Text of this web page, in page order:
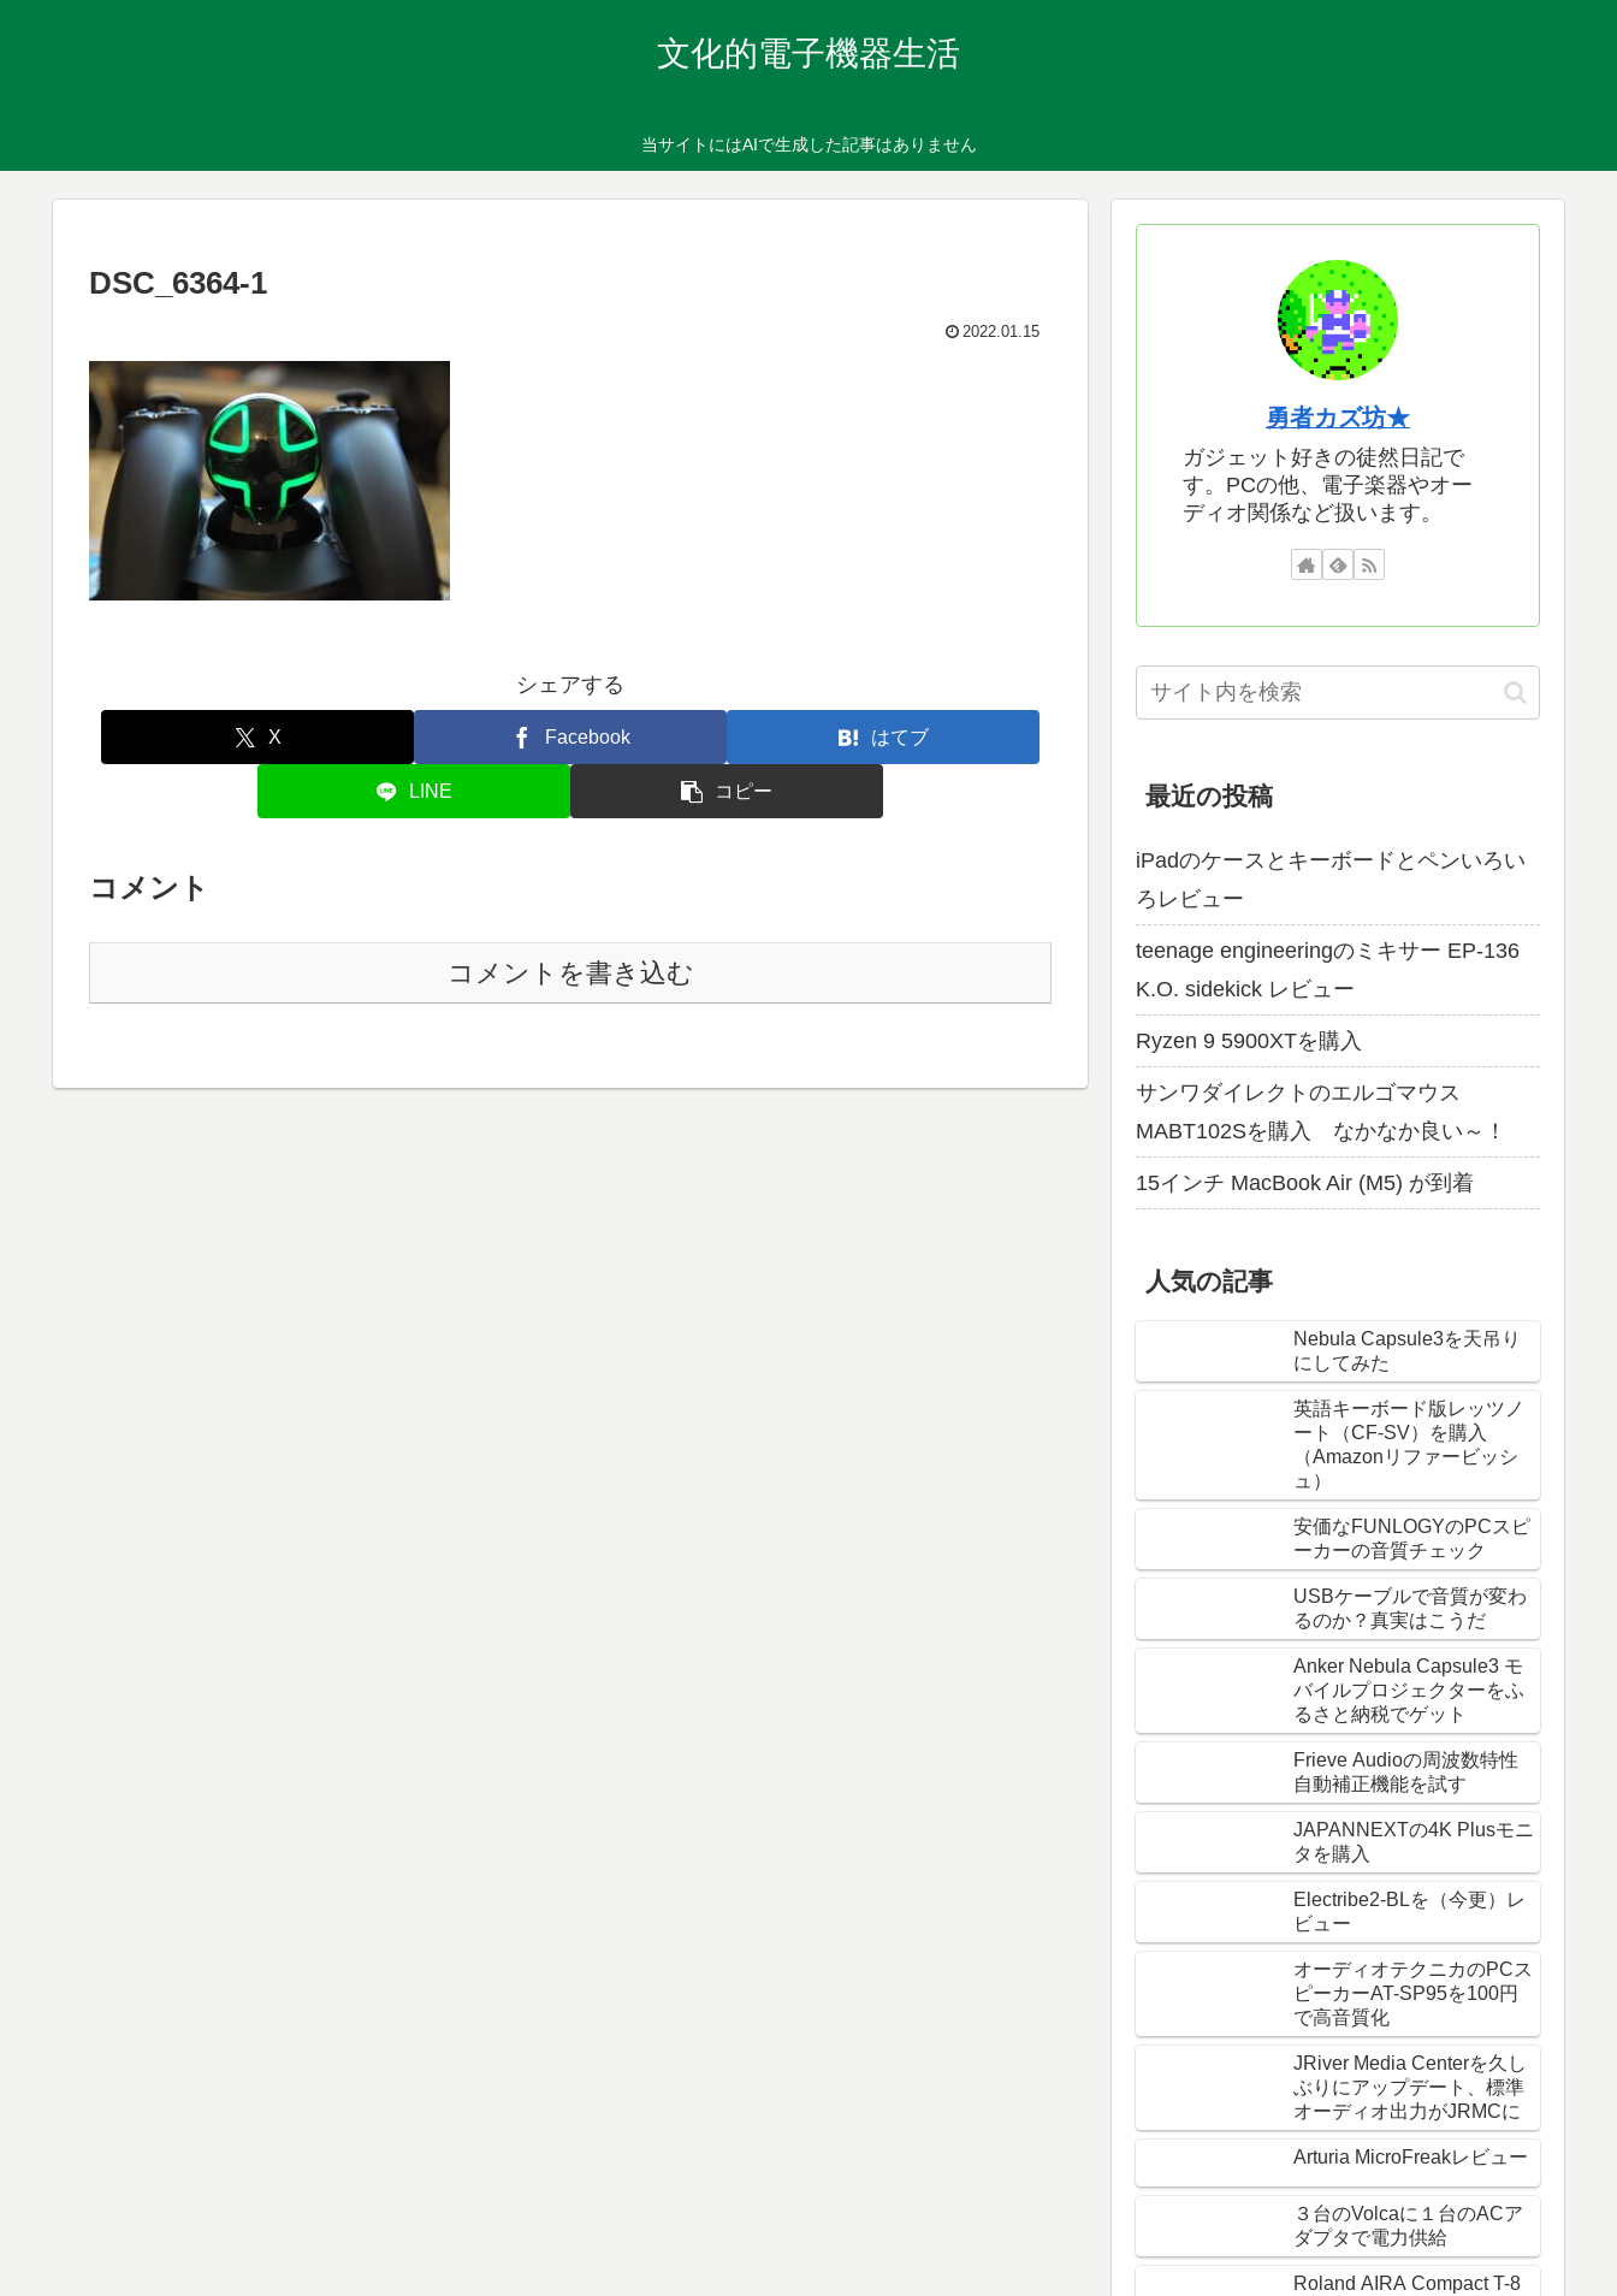
文化的電子機器生活
当サイトにはAIで生成した記事はありません
DSC_6364-1
2022.01.15
シェアする
X Facebook はてブ
LINE コピー
コメント
コメントを書き込む
勇者カズ坊★
ガジェット好きの徒然日記で
す。PCの他、電子楽器やオー
ディオ関係など扱います。
最近の投稿
iPadのケースとキーボードとペンいろい
ろレビュー
teenage engineeringのミキサー EP-136
K.O. sidekick レビュー
Ryzen 9 5900XTを購入
サンワダイレクトのエルゴマウス
MABT102Sを購入 なかなか良い～！
15インチ MacBook Air (M5) が到着
人気の記事
Nebula Capsule3を天吊り
にしてみた
英語キーボード版レッツノ
ート（CF-SV）を購入
（Amazonリファービッシ
ュ）
安価なFUNLOGYのPCスピ
ーカーの音質チェック
USBケーブルで音質が変わ
るのか？真実はこうだ
Anker Nebula Capsule3 モ
バイルプロジェクターをふ
るさと納税でゲット
Frieve Audioの周波数特性
自動補正機能を試す
JAPANNEXTの4K Plusモニ
タを購入
Electribe2-BLを（今更）レ
ビュー
オーディオテクニカのPCス
ピーカーAT-SP95を100円
で高音質化
JRiver Media Centerを久し
ぶりにアップデート、標準
オーディオ出力がJRMCに
Arturia MicroFreakレビュー
３台のVolcaに１台のACア
ダプタで電力供給
Roland AIRA Compact T-8